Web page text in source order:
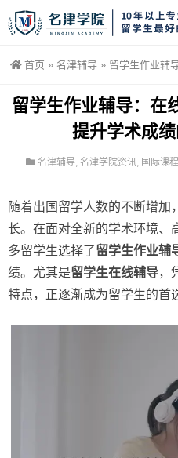
首页 » 名津辅导 » 留学生作业辅导：在
留学生作业辅导：在
提升学术成绩
名津辅导, 名津学院资讯, 国际课
随着出国留学人数的不断增加，
长。在面对全新的学术环境、
多留学生选择了留学生作业辅
绩。尤其是留学生在线辅导，
特点，正逐渐成为留学生的首